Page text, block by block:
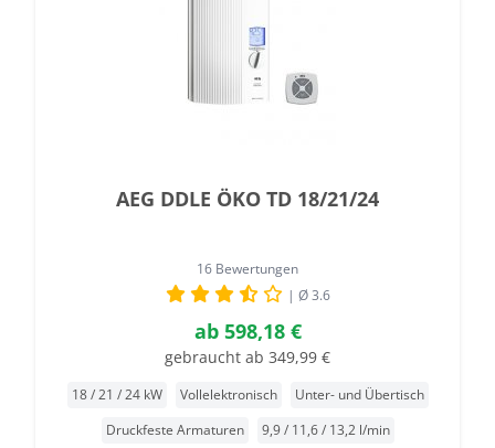
AEG DDLE ÖKO TD 18/21/24
16 Bewertungen
| Ø 3.6
ab598,18 €
gebraucht ab 349,99 €
18 / 21 / 24 kW Vollelektronisch
Unter- und Übertisch
Druckfeste Armaturen
9,9 / 11,6 / 13,2 l/min